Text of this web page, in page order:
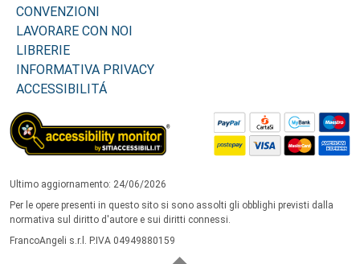
CONVENZIONI
LAVORARE CON NOI
LIBRERIE
INFORMATIVA PRIVACY
ACCESSIBILITÁ
Ultimo aggiornamento: 24/06/2026
Per le opere presenti in questo sito si sono assolti gli obblighi previsti dalla
normativa sul diritto d'autore e sui diritti connessi.
FrancoAngeli s.r.l. P.IVA 04949880159